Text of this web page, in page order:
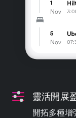
靈活開展
開拓多種增